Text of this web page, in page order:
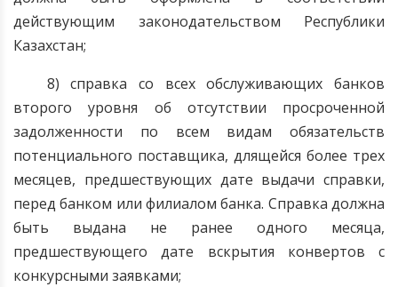
действующим законодательством Республики
Казахстан;
8) справка со всех обслуживающих банков
второго уровня об отсутствии просроченной
задолженности по всем видам обязательств
потенциального поставщика, длящейся более трех
месяцев, предшествующих дате выдачи справки,
перед банком или филиалом банка. Справка должна
быть выдана не ранее одного месяца,
предшествующего дате вскрытия конвертов с
конкурсными заявками;